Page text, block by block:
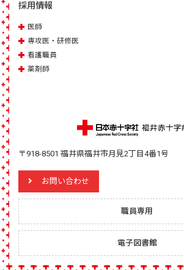
採用情報
医師
専攻医・研修医
看護職員
薬剤師
〒918-8501 福井県福井市月見2丁目4番1号
お問い合わせ
職員専用
電子図書館